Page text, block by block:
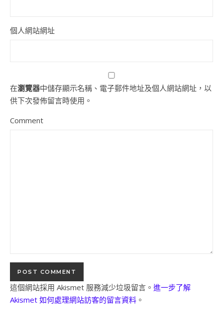
個人網站網址
在瀏覽器中儲存顯示名稱、電子郵件地址及個人網站網址，以
供下次發佈留言時使用。
Comment
這個網站採用 Akismet 服務減少垃圾留言。 進一步了解
Akismet 如何處理網站訪客的留言資料 。